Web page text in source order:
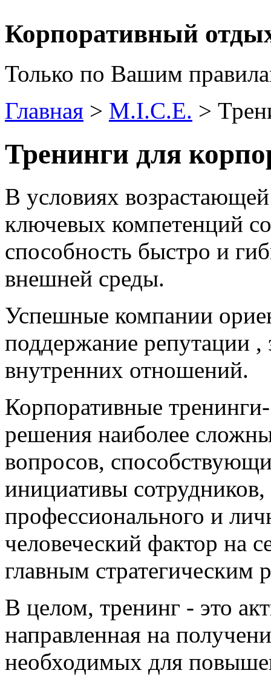
Корпоративный
Только по Вашим
Главная > M.I.C.E. >
Тренинги для
В условиях
ключевых компетенций
способность быстро и
внешней среды.
Успешные компании
поддержание репутации
внутренних отношений.
Корпоративные
решения наиболее
вопросов,
инициативы сотрудников,
профессионального и
человеческий фактор на
главным стратегическим
В целом, тренинг - это
направленная на
необходимых для